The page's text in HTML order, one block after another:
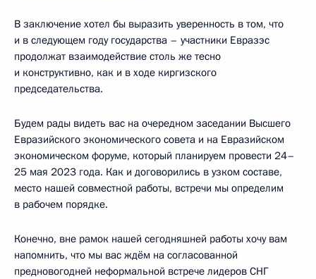
В заключение хотел бы выразить уверенность в том, что
и в следующем году государства – участники Евразэс
продолжат взаимодействие столь же тесно
и конструктивно, как и в ходе киргизского
председательства.
Будем рады видеть вас на очередном заседании Высшего
Евразийского экономического совета и на Евразийском
экономическом форуме, который планируем провести 24–
25 мая 2023 года. Как и договорились в узком составе,
место нашей совместной работы, встречи мы определим
в рабочем порядке.
Конечно, вне рамок нашей сегодняшней работы хочу вам
напомнить, что мы вас ждём на согласованной
предновогодней неформальной встрече лидеров СНГ